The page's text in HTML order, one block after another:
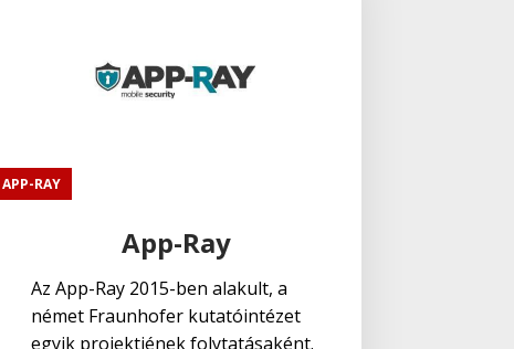
APP-RAY
App-Ray
Az App-Ray 2015-ben alakult, a
német Fraunhofer kutatóintézet
egyik projektjének folytatásaként.